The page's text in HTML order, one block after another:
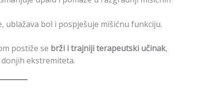
ublažava bol i pospješuje mišićnu funkciju.
postiže se brži i trajniji terapeutski učinak,
ekstremiteta.